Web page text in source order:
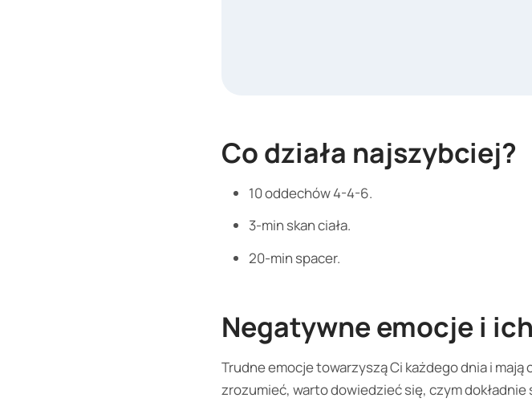
Co działa najszybciej?
10 oddechów 4-4-6.
3-min skan ciała.
20-min spacer.
Negatywne emocje i
Trudne emocje towarzyszą Ci każdego dnia i
zrozumieć, warto dowiedzieć się, czym dokładnie